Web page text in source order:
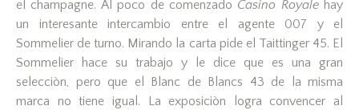
el champagne. Al poco de comenzado Casino Royalehay
un interesante intercambio entre el agente 007 y el
Sommelier de turno. Mirando la carta pide el Taittinger 45. El
Sommelier hace su trabajo y le dice que es una gran
selecciòn, pero que el Blanc de Blancs 43 de la misma
marca no tiene igual. La exposiciòn logra convencer al